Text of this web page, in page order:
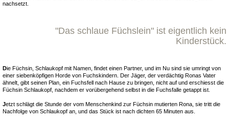
nachsetzt.
"Das schlaue Füchslein" ist eigentlich kein
Kinderstück.
Die Füchsin, Schlaukopf mit Namen, findet einen Partner, und im Nu sind sie umringt von
einer siebenköpfigen Horde von Fuchskindern. Der Jäger, der verdächtig Ronas Vater
ähnelt, gibt seinen Plan, ein Fuchsfell nach Hause zu bringen, nicht auf und erschiesst die
Füchsin Schlaukopf, nachdem er vorübergehend selbst in die Fuchsfalle getappt ist.
Jetzt schlägt die Stunde der vom Menschenkind zur Füchsin mutierten Rona, sie tritt die
Nachfolge von Schlaukopf an, und das Stück ist nach dichten 65 Minuten aus.